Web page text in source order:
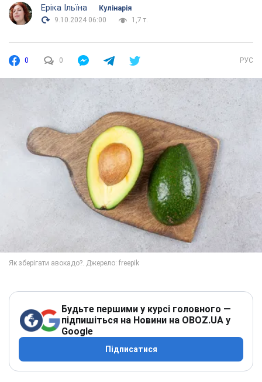
Еріка Ільїна
Кулінарія
9.10.2024 06:00
1,7 т.
0 0 РУС
Будьте першими у курсі головного —
підпишіться на Новини на OBOZ.UA у
Google
Підписатися